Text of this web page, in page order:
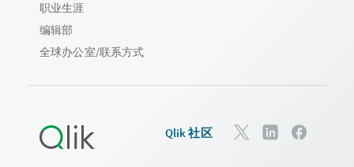
职业生涯
编辑部
全球办公室/联系方式
Qlik 社区